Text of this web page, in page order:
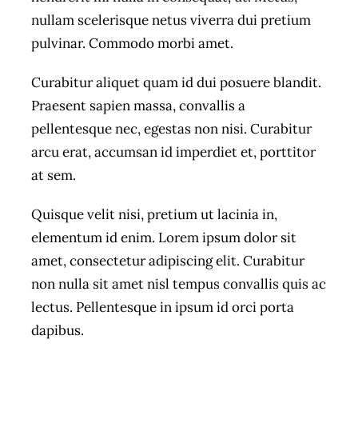
nullam scelerisque netus viverra dui pretium
pulvinar. Commodo morbi amet.
Curabitur aliquet quam id dui posuere blandit.
Praesent sapien massa, convallis a
pellentesque nec, egestas non nisi. Curabitur
arcu erat, accumsan id imperdiet et, porttitor
at sem.
Quisque velit nisi, pretium ut lacinia in,
elementum id enim. Lorem ipsum dolor sit
amet, consectetur adipiscing elit. Curabitur
non nulla sit amet nisl tempus convallis quis ac
lectus. Pellentesque in ipsum id orci porta
dapibus.